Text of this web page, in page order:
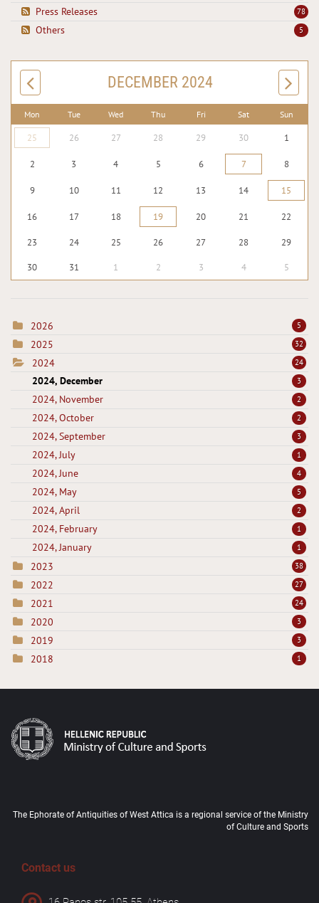
78
Press Releases
5
Others
DECEMBER 2024
Mon Tue Wed Thu Fri Sat Sun
25 26 27 28 29 30 1
2 3 4 5 6 7 8
9 10 11 12 13 14 15
16 17 18 19 20 21 22
23 24 25 26 27 28 29
30 31 1 2 3 4 5
2026 5
2025 32
2024 24
2024, December 3
2024, November 2
2024, October 2
2024, September 3
2024, July 1
2024, June 4
2024, May 5
2024, April 2
2024, February 1
2024, January 1
2023 38
2022 27
2021 24
2020 3
2019 3
2018 1
The Ephorate of Antiquities of West Attica is a regional service of the Ministry
of Culture and Sports
Contact us